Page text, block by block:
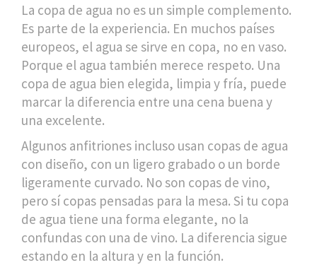
La copa de agua no es un simple complemento.
Es parte de la experiencia. En muchos países
europeos, el agua se sirve en copa, no en vaso.
Porque el agua también merece respeto. Una
copa de agua bien elegida, limpia y fría, puede
marcar la diferencia entre una cena buena y
una excelente.
Algunos anfitriones incluso usan copas de agua
con diseño, con un ligero grabado o un borde
ligeramente curvado. No son copas de vino,
pero sí copas pensadas para la mesa. Si tu copa
de agua tiene una forma elegante, no la
confundas con una de vino. La diferencia sigue
estando en la altura y en la función.